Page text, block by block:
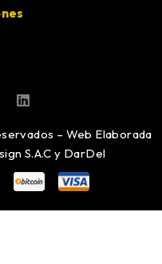
– Web Elaborada
S.A.C y DarDel